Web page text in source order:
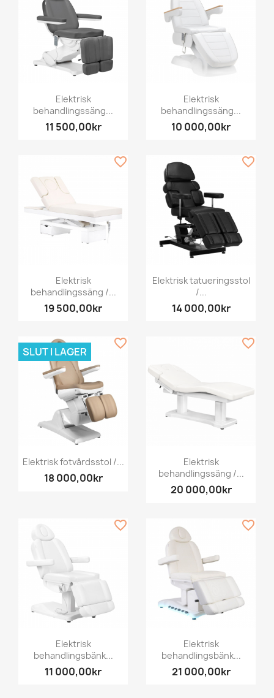
Elektrisk
behandlingssäng...
11 500,00kr
Elektrisk
behandlingssäng...
10 000,00kr
Elektrisk
behandlingssäng /...
19 500,00kr
favorite_border
Elektrisk tatueringsstol
/...
14 000,00kr
favorite_border
Elektrisk fotvårdsstol /...
18 000,00kr
SLUT I LAGER
favorite_border
Elektrisk
behandlingssäng /...
20 000,00kr
favorite_border
Elektrisk
behandlingsbänk...
11 000,00kr
favorite_border
Elektrisk
behandlingsbänk...
21 000,00kr
favorite_border